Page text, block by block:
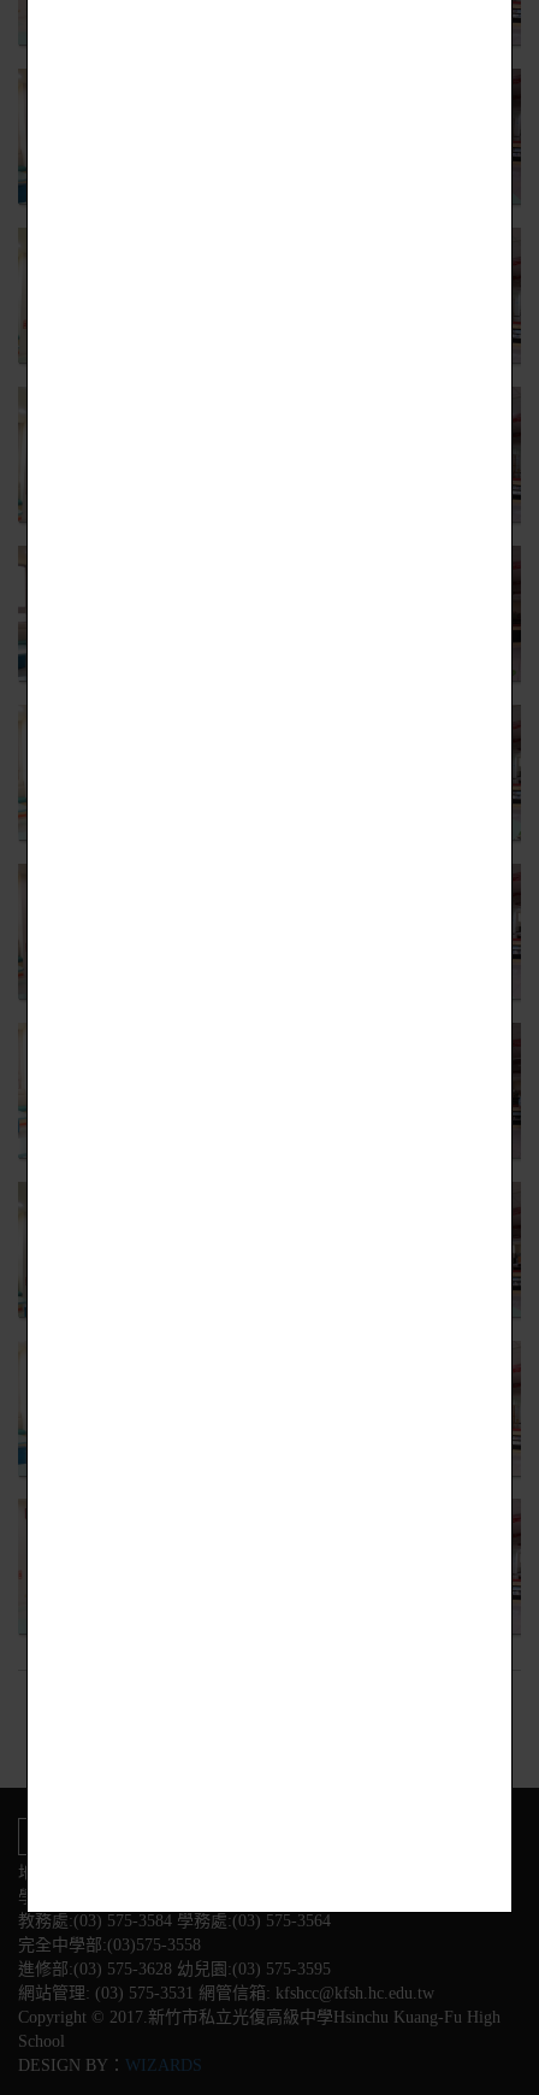
地址:新竹市東區光復路二段153號
學校電話
教務處:(03) 575-3584 學務處:(03) 575-3564
完全中學部:(03)575-3558
進修部:(03) 575-3628 幼兒園:(03) 575-3595
網站管理: (03) 575-3531 網管信箱: kfshcc@kfsh.hc.edu.tw
Copyright © 2017.新竹市私立光復高級中學Hsinchu Kuang-Fu High
School
DESIGN BY： WIZARDS